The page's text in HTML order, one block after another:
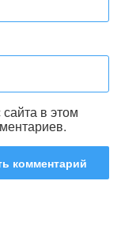
в этом